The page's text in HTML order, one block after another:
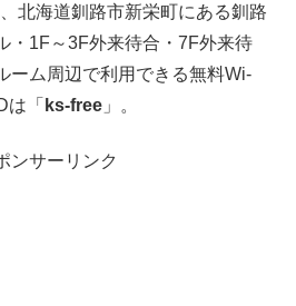
北海道釧路市新栄町にある釧路
・1F～3F外来待合・7F外来待
ーム周辺で利用できる無料Wi-
「 ks-free 」。
ンサーリンク